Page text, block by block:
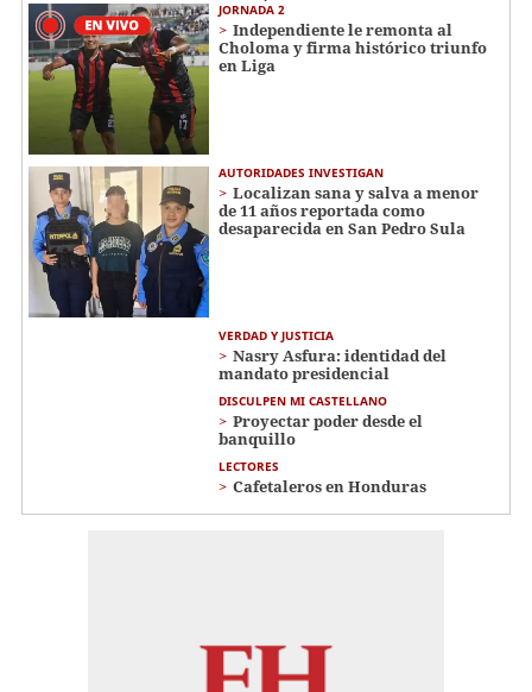
JORNADA 2
Independiente le remonta al
Choloma y firma histórico triunfo
en Liga
AUTORIDADES INVESTIGAN
Localizan sana y salva a menor
de 11 años reportada como
desaparecida en San Pedro Sula
VERDAD Y JUSTICIA
Nasry Asfura: identidad del
mandato presidencial
DISCULPEN MI CASTELLANO
Proyectar poder desde el
banquillo
LECTORES
Cafetaleros en Honduras